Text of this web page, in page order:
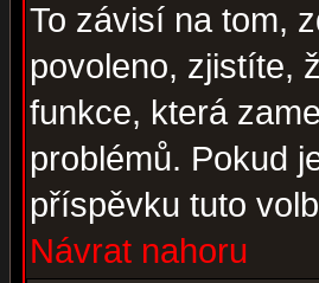
To závisí na tom,
povoleno, zjistíte,
funkce, která
problémů. Pokud
příspěvku tuto
Návrat nahoru